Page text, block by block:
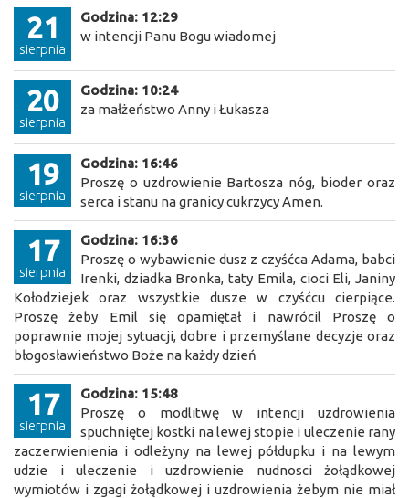
21
sierpnia
Godzina: 12:29
w intencji Panu Bogu wiadomej
20
sierpnia
Godzina: 10:24
za małżeństwo Anny i Łukasza
19
sierpnia
Godzina: 16:46
Proszę o uzdrowienie Bartosza nóg, bioder oraz
serca i stanu na granicy cukrzycy Amen.
17
sierpnia
Godzina: 16:36
Proszę o wybawienie dusz z czyśćca Adama, babci
Irenki, dziadka Bronka, taty Emila, cioci Eli, Janiny
Kołodziejek oraz wszystkie dusze w czyśćcu cierpiące.
Proszę żeby Emil się opamiętał i nawrócil Proszę o
poprawnie mojej sytuacji, dobre i przemyślane decyzje oraz
błogosławieństwo Boże na każdy dzień
17
sierpnia
Godzina: 15:48
Proszę o modlitwę w intencji uzdrowienia
spuchniętej kostki na lewej stopie i uleczenie rany
zaczerwienienia i odleżyny na lewej półdupku i na lewym
udzie i uleczenie i uzdrowienie nudnosci żołądkowej
wymiotów i zgagi żołądkowej i uzdrowienia żebym nie miał